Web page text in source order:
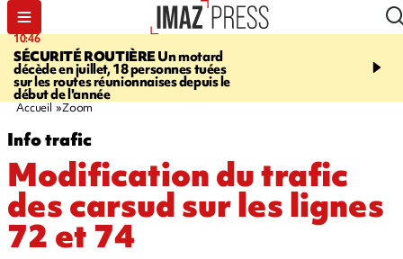
10:46
SÉCURITÉ ROUTIÈREUn motard
décède en juillet, 18 personnes tuées
sur les routes réunionnaises depuis le
début de l'année
13:49
mineurs - un courrier
Accueil Zoom
Info trafic
Modification du trafic
des carsud sur les lignes
72 et 74